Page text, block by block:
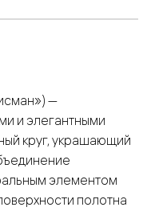
—
и элегантными
круг, украшающий
элементом
полотна